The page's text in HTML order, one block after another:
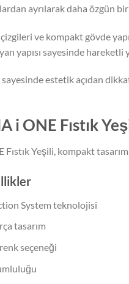
ayrılarak daha özgün
ve kompakt gövde
yapısı sayesinde hareketli
estetik açıdan
i ONE Fıstık
Fıstık Yeşili, kompakt
System teknolojisi
tasarım
seçeneği